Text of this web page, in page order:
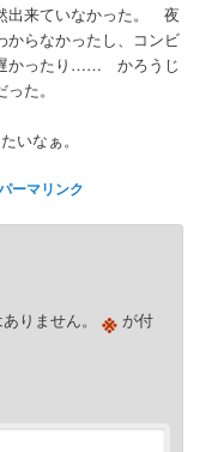
出来ていなかった。 夜
からなかったし、コンビ
かったり…… かろうじ
た。
いなぁ。
ーマリンク
りません。 ※ が付